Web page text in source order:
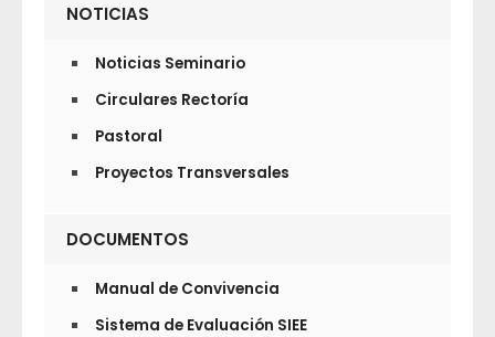
NOTICIAS
Noticias Seminario
Circulares Rectoría
Pastoral
Proyectos Transversales
DOCUMENTOS
Manual de Convivencia
Sistema de Evaluación SIEE